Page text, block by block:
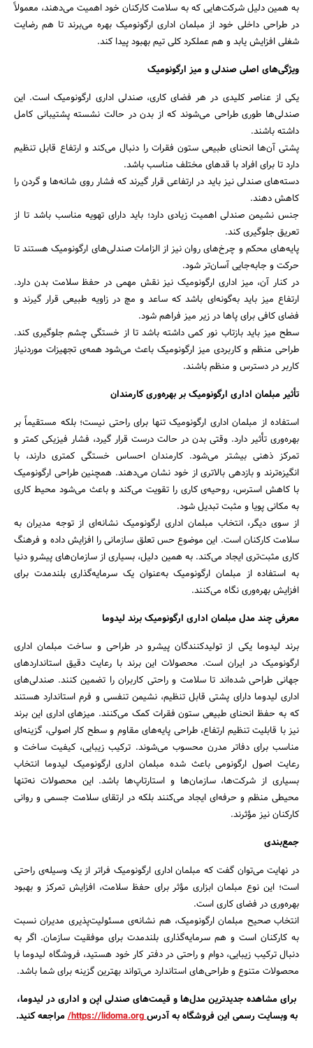
به همین دلیل شرکت‌هایی که به سلامت کارکنان خود اهمیت می‌دهند، معمولاً
در طراحی داخلی خود از مبلمان اداری ارگونومیک بهره می‌برند تا هم رضایت
شغلی افزایش یابد و هم عملکرد کلی تیم بهبود پیدا کند.
ویژگی‌های اصلی صندلی و میز ارگونومیک
یکی از عناصر کلیدی در هر فضای کاری، صندلی اداری ارگونومیک است. این
صندلی‌ها طوری طراحی می‌شوند که از بدن در حالت نشسته پشتیبانی کامل
داشته باشند.
پشتی آن‌ها انحنای طبیعی ستون فقرات را دنبال می‌کند و ارتفاع قابل تنظیم
دارد تا برای افراد با قدهای مختلف مناسب باشد.
دسته‌های صندلی نیز باید در ارتفاعی قرار گیرند که فشار روی شانه‌ها و گردن را
کاهش دهند.
جنس نشیمن صندلی اهمیت زیادی دارد؛ باید دارای تهویه مناسب باشد تا از
تعریق جلوگیری کند.
پایه‌های محکم و چرخ‌های روان نیز از الزامات صندلی‌های ارگونومیک هستند تا
حرکت و جابه‌جایی آسان‌تر شود.
در کنار آن، میز اداری ارگونومیک نیز نقش مهمی در حفظ سلامت بدن دارد.
ارتفاع میز باید به‌گونه‌ای باشد که ساعد و مچ در زاویه طبیعی قرار گیرند و
فضای کافی برای پاها در زیر میز فراهم شود.
سطح میز باید بازتاب نور کمی داشته باشد تا از خستگی چشم جلوگیری کند.
طراحی منظم و کاربردی میز ارگونومیک باعث می‌شود همه‌ی تجهیزات موردنیاز
کاربر در دسترس و منظم باشند.
تأثیر مبلمان اداری ارگونومیک بر بهره‌وری کارمندان
استفاده از مبلمان اداری ارگونومیک تنها برای راحتی نیست؛ بلکه مستقیماً بر
بهره‌وری تأثیر دارد. وقتی بدن در حالت درست قرار گیرد، فشار فیزیکی کمتر و
تمرکز ذهنی بیشتر می‌شود. کارمندان احساس خستگی کمتری دارند، با
انگیزه‌ترند و بازدهی بالاتری از خود نشان می‌دهند. همچنین طراحی ارگونومیک
با کاهش استرس، روحیه‌ی کاری را تقویت می‌کند و باعث می‌شود محیط کاری
به مکانی پویا و مثبت تبدیل شود.
از سوی دیگر، انتخاب مبلمان اداری ارگونومیک نشانه‌ای از توجه مدیران به
سلامت کارکنان است. این موضوع حس تعلق سازمانی را افزایش داده و فرهنگ
کاری مثبت‌تری ایجاد می‌کند. به همین دلیل، بسیاری از سازمان‌های پیشرو دنیا
به استفاده از مبلمان ارگونومیک به‌عنوان یک سرمایه‌گذاری بلندمدت برای
افزایش بهره‌وری نگاه می‌کنند.
معرفی چند مدل مبلمان اداری ارگونومیک برند لیدوما
برند لیدوما یکی از تولیدکنندگان پیشرو در طراحی و ساخت مبلمان اداری
ارگونومیک در ایران است. محصولات این برند با رعایت دقیق استانداردهای
جهانی طراحی شده‌اند تا سلامت و راحتی کاربران را تضمین کنند. صندلی‌های
اداری لیدوما دارای پشتی قابل تنظیم، نشیمن تنفسی و فرم استاندارد هستند
که به حفظ انحنای طبیعی ستون فقرات کمک می‌کنند. میزهای اداری این برند
نیز با قابلیت تنظیم ارتفاع، طراحی پایه‌های مقاوم و سطح کار اصولی، گزینه‌ای
مناسب برای دفاتر مدرن محسوب می‌شوند. ترکیب زیبایی، کیفیت ساخت و
رعایت اصول ارگونومی باعث شده مبلمان اداری ارگونومیک لیدوما انتخاب
بسیاری از شرکت‌ها، سازمان‌ها و استارتاپ‌ها باشد. این محصولات نه‌تنها
محیطی منظم و حرفه‌ای ایجاد می‌کنند بلکه در ارتقای سلامت جسمی و روانی
کارکنان نیز مؤثرند.
جمع‌بندی
در نهایت می‌توان گفت که مبلمان اداری ارگونومیک فراتر از یک وسیله‌ی راحتی
است؛ این نوع مبلمان ابزاری مؤثر برای حفظ سلامت، افزایش تمرکز و بهبود
بهره‌وری در فضای کاری است.
انتخاب صحیح مبلمان ارگونومیک، هم نشانه‌ی مسئولیت‌پذیری مدیران نسبت
به کارکنان است و هم سرمایه‌گذاری بلندمدت برای موفقیت سازمان. اگر به
دنبال ترکیب زیبایی، دوام و راحتی در دفتر کار خود هستید، فروشگاه لیدوما با
محصولات متنوع و طراحی‌های استاندارد می‌تواند بهترین گزینه برای شما باشد.
برای مشاهده جدیدترین مدل‌ها و قیمت‌های صندلی اپن و اداری در لیدوما،
به وبسایت رسمی این فروشگاه به آدرسhttps://lidoma.org/ مراجعه کنید.